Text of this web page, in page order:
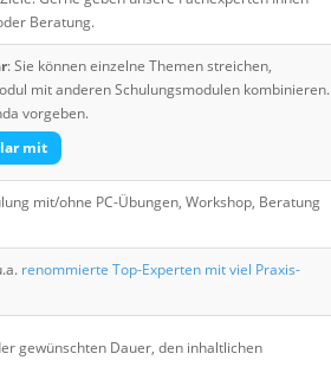
Beratung.
: Sie können einzelne Themen streichen,
mit anderen Schulungsmodulen kombinieren.
vorgeben.
mit
mit/ohne PC-Übungen, Workshop, Beratung
renommierte Top-Experten mit viel Praxis-
gewünschten Dauer, den inhaltlichen